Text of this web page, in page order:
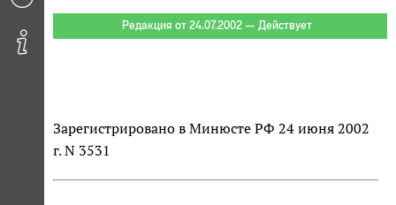
Редакция от 24.07.2002 — Действует
Зарегистрировано в Минюсте РФ 24 июня 2002
г. N 3531